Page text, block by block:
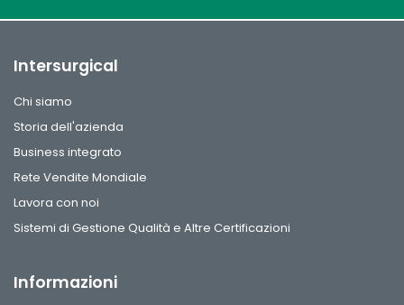
Intersurgical
Chi siamo
Storia dell'azienda
Business integrato
Rete Vendite Mondiale
Lavora con noi
Sistemi di Gestione Qualità e Altre Certificazioni
Informazioni